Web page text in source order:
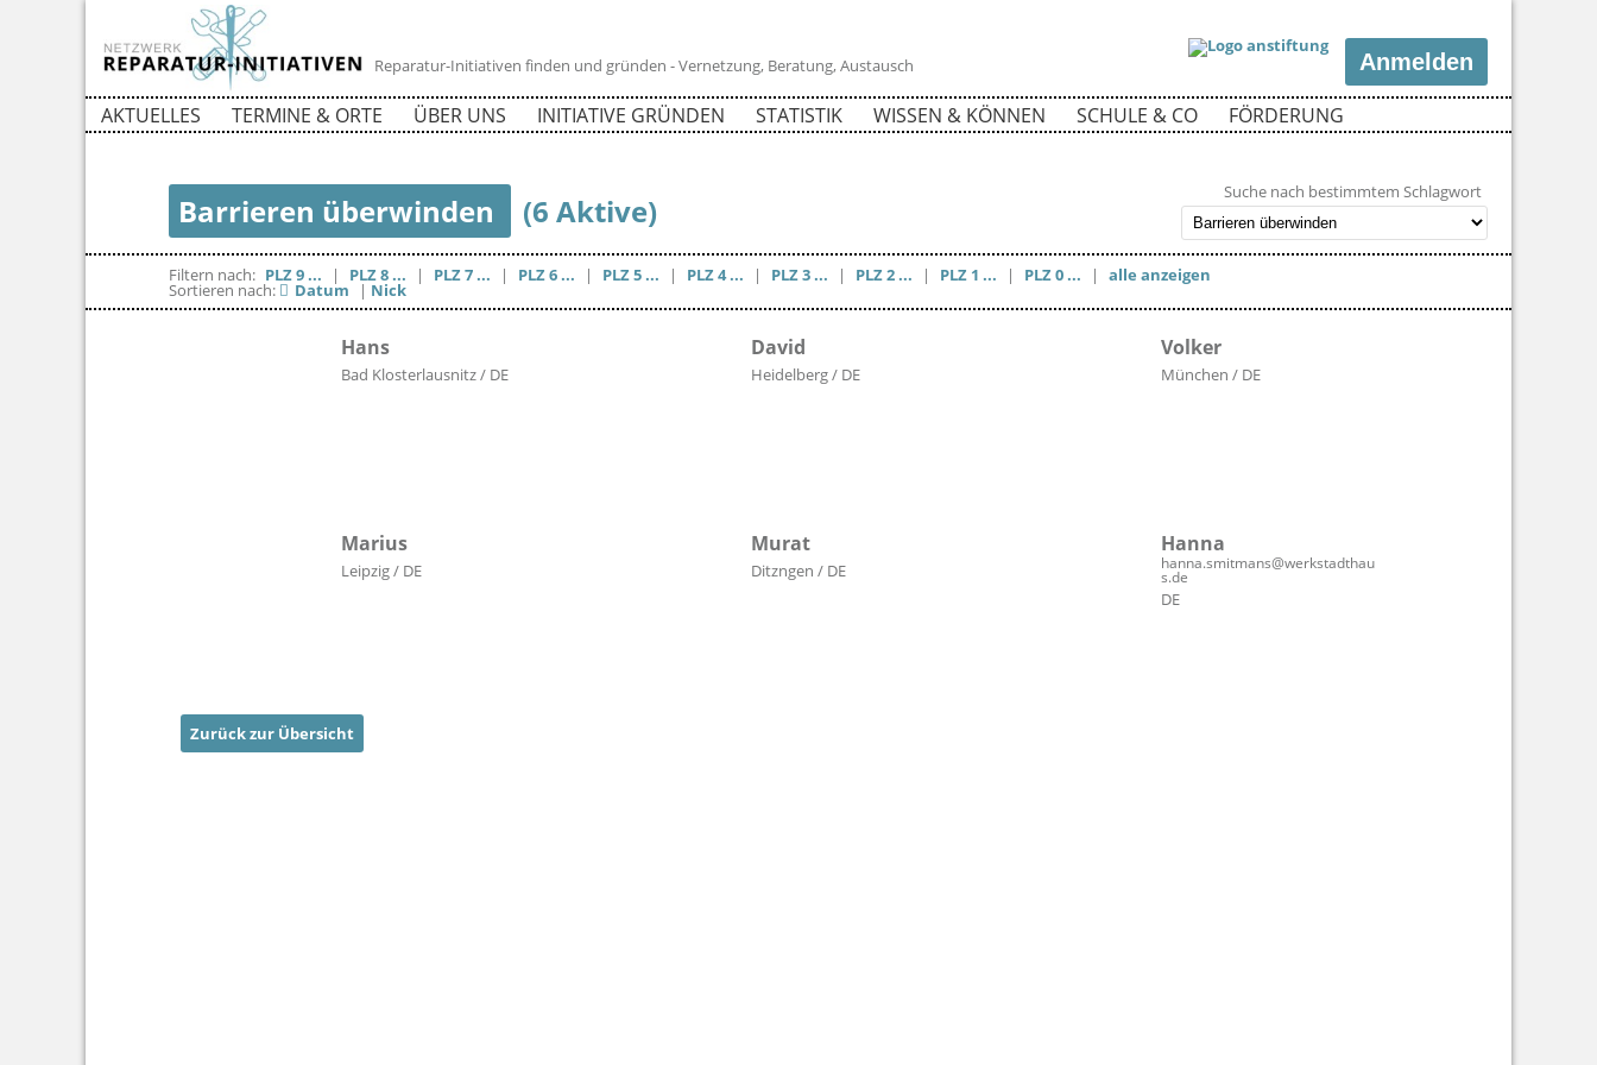
Reparatur-Initiativen finden und gründen - Vernetzung, Beratung, Austausch Anmelden
AKTUELLES TERMINE & ORTE ÜBER UNS INITIATIVE GRÜNDEN STATISTIK WISSEN & KÖNNEN SCHULE & CO FÖRDERUNG
Barrieren überwinden (6 Aktive) Suche nach bestimmtem Schlagwort
Filtern nach: PLZ 9 ... | PLZ 8 ... | PLZ 7 ... | PLZ 6 ... | PLZ 5 ... | PLZ 4 ... | PLZ 3 ... | PLZ 2 ... | PLZ 1 ... | PLZ 0 ... | alle anzeigen
Sortieren nach: Datum | Nick
Hans
Bad Klosterlausnitz / DE
David
Heidelberg / DE
Volker
München / DE
Marius
Leipzig / DE
Murat
Ditzngen / DE
Hanna
hanna.smitmans@werkstadthau
s.de
DE
Zurück zur Übersicht